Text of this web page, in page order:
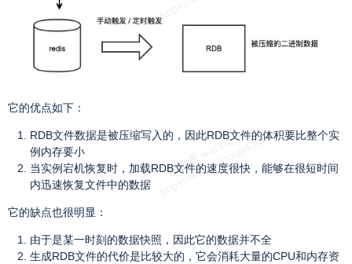
它的优点如下：
RDB文件数据是被压缩写入的，因此RDB文件的体积要比整个实
例内存要小
当实例宕机恢复时，加载RDB文件的速度很快，能够在很短时间
内迅速恢复文件中的数据
它的缺点也很明显：
由于是某一时刻的数据快照，因此它的数据并不全
生成RDB文件的代价是比较大的，它会消耗大量的CPU和内存资